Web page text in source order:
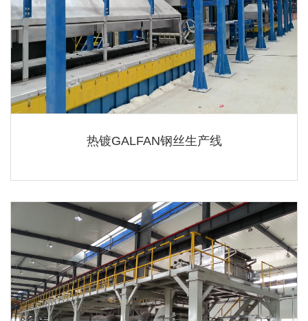
热镀GALFAN钢丝生产线